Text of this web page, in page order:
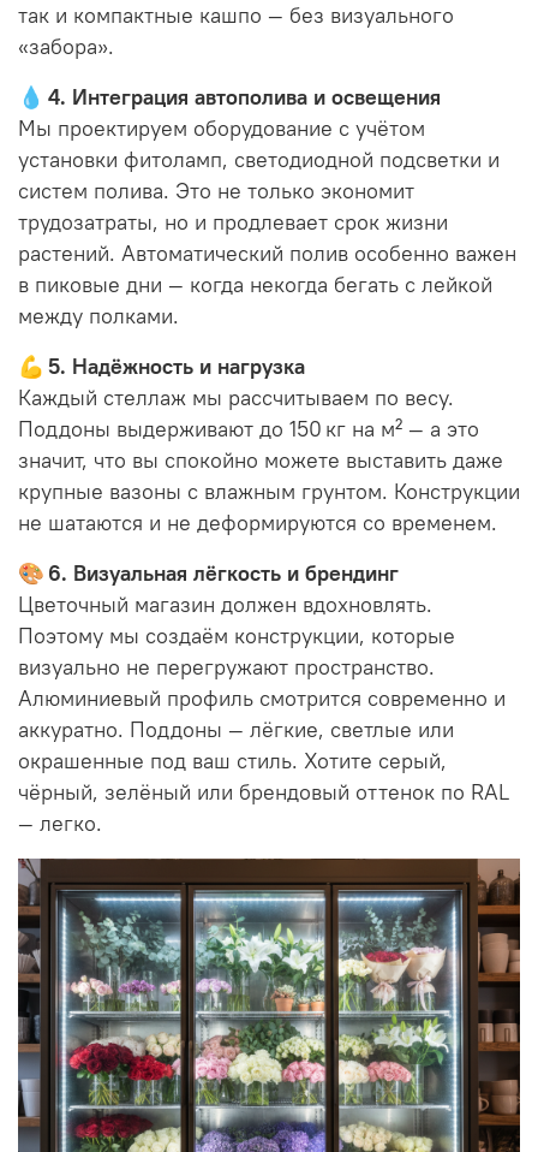
так и компактные кашпо — без визуального
«забора».
💧 4. Интеграция автополива и освещения
Мы проектируем оборудование с учётом
установки фитоламп, светодиодной подсветки и
систем полива. Это не только экономит
трудозатраты, но и продлевает срок жизни
растений. Автоматический полив особенно важен
в пиковые дни — когда некогда бегать с лейкой
между полками.
💪 5. Надёжность и нагрузка
Каждый стеллаж мы рассчитываем по весу.
Поддоны выдерживают до 150 кг на м² — а это
значит, что вы спокойно можете выставить даже
крупные вазоны с влажным грунтом. Конструкции
не шатаются и не деформируются со временем.
🎨 6. Визуальная лёгкость и брендинг
Цветочный магазин должен вдохновлять.
Поэтому мы создаём конструкции, которые
визуально не перегружают пространство.
Алюминиевый профиль смотрится современно и
аккуратно. Поддоны — лёгкие, светлые или
окрашенные под ваш стиль. Хотите серый,
чёрный, зелёный или брендовый оттенок по RAL
— легко.